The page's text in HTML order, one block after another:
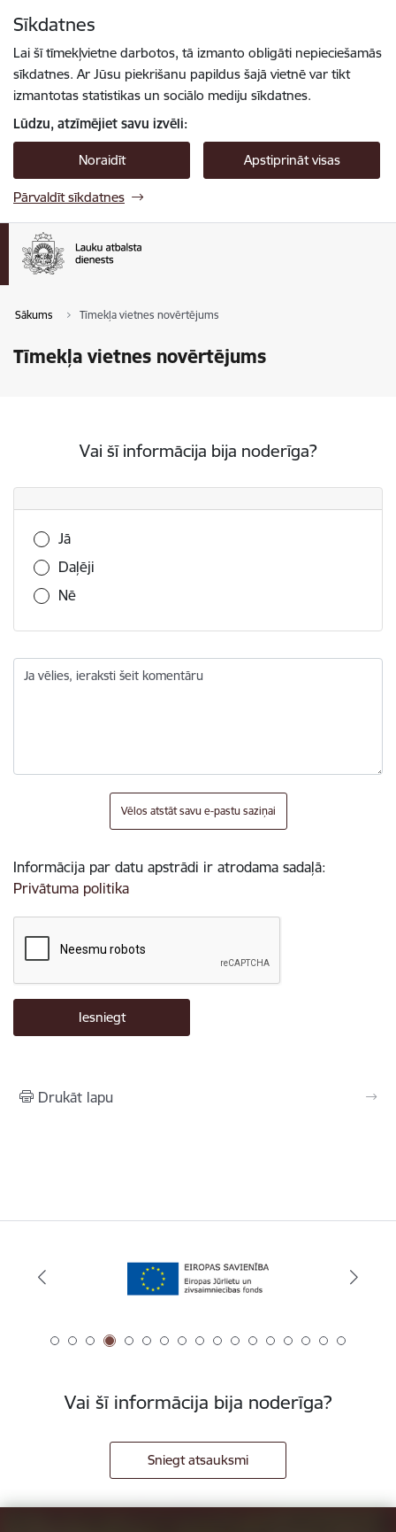
Sīkdatnes
Lai šī tīmekļvietne darbotos, tā izmanto obligāti nepieciešamās
sīkdatnes. Ar Jūsu piekrišanu papildus šajā vietnē var tikt
izmantotas statistikas un sociālo mediju sīkdatnes.
Lūdzu, atzīmējiet savu izvēli:
Noraidīt Apstiprināt visas
Pārvaldīt sīkdatnes
Sākums Tīmekļa vietnes novērtējums
Tīmekļa vietnes novērtējums
Vai šī informācija bija noderīga?
Vai šī informācija bija noderīga?
Jā
Daļēji
Nē
Ja vēlies, ieraksti šeit komentāru
Vēlos atstāt savu e-pastu saziņai
Informācija par datu apstrādi ir atrodama sadaļā:
Privātuma politika
Drukāt lapu
Vai šī informācija bija noderīga?
Sniegt atsauksmi